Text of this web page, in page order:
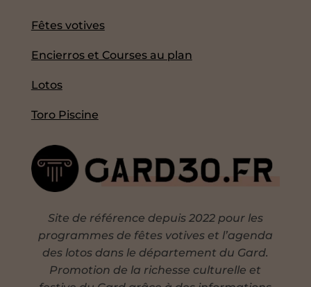
Fêtes votives
Encierros et Courses au plan
Lotos
Toro Piscine
Site de référence depuis 2022 pour les
programmes de fêtes votives et l’agenda
des lotos dans le département du Gard.
Promotion de la richesse culturelle et